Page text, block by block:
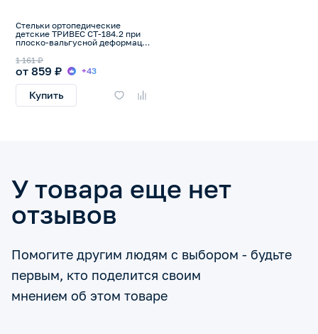
Стельки ортопедические
детские ТРИВЕС СТ-184.2 при
плоско-вальгусной деформации
от 859 ₽
1 161 ₽
+43
Купить
У товара еще нет
отзывов
Помогите другим людям с выбором - будьте
первым, кто поделится своим
мнением об этом товаре